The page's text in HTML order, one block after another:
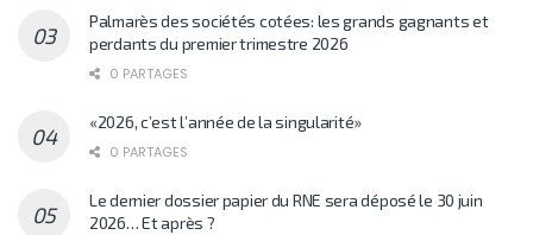
Palmarès des sociétés cotées: les grands gagnants et
perdants du premier trimestre 2026
0 PARTAGES
«2026, c’est l’année de la singularité»
0 PARTAGES
Le dernier dossier papier du RNE sera déposé le 30 juin
2026… Et après ?